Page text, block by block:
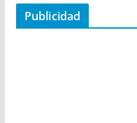
Publicidad